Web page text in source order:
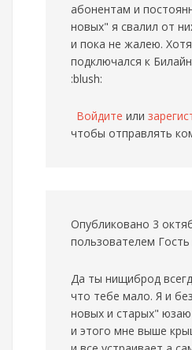
абонентам и
новых" я свалил от
и пока не жалею.
подключался к
:blush:
Войдите или
чтобы отправлять
Опубликовано 3
пользователем Гость
Да ты нищиброд
что тебе мало. Я и
новых и старых"
и этого мне выше